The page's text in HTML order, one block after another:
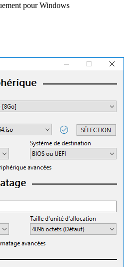
pour Windows